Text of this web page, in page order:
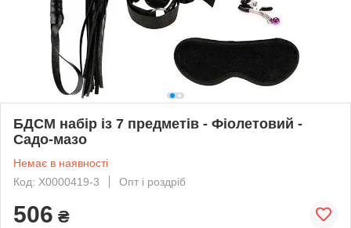
БДСМ набір із 7 предметів - Фіолетовий -
Садо-мазо
Немає в наявності
Код: X0000419-3
Опт і роздріб
506 ₴